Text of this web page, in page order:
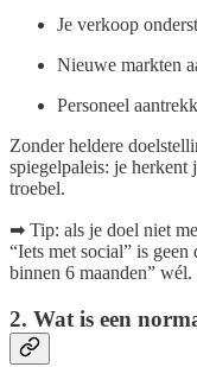
Je verkoop
Nieuwe markten
Personeel
Zonder heldere
spiegelpaleis: je herkent
troebel.
➡ Tip: als je doel niet
“Iets met social” is
binnen 6 maanden” wél.
2. Wat is een